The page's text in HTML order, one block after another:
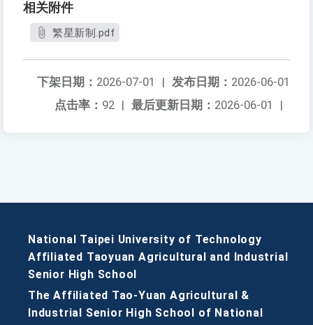
相关附件
繁星新制.pdf
发布日期： 2026-06-01
下架日期： 2026-07-01
|
最后更新日期： 2026-06-01 |
点击率： 92 |
National Taipei University of Technology
Affiliated Taoyuan Agricultural and Industrial
Senior High School
The Affiliated Tao-Yuan Agricultural &
Industrial Senior High School of National